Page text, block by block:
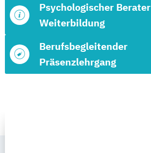
Berufsbegleitender
Präsenzlehrgang
Psychologischer Berater
Weiterbildung